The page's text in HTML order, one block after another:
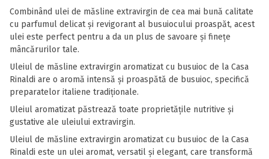
Combinând ulei de măsline extravirgin de cea mai bună calitate
cu parfumul delicat și revigorant al busuiocului proaspăt, acest
ulei este perfect pentru a da un plus de savoare și finețe
mâncărurilor tale.
Uleiul de măsline extravirgin aromatizat cu busuioc de la Casa
Rinaldi are o aromă intensă și proaspătă de busuioc, specifică
preparatelor italiene tradiționale.
Uleiul aromatizat păstrează toate proprietățile nutritive și
gustative ale uleiului extravirgin.
Uleiul de măsline extravirgin aromatizat cu busuioc de la Casa
Rinaldi este un ulei aromat, versatil și elegant, care transformă